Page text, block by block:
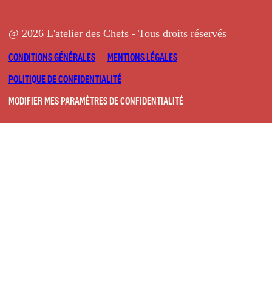
@ 2026 L'atelier des Chefs - Tous droits réservés
CONDITIONS GÉNÉRALES
MENTIONS LÉGALES
POLITIQUE DE CONFIDENTIALITÉ
MODIFIER MES PARAMÈTRES DE CONFIDENTIALITÉ